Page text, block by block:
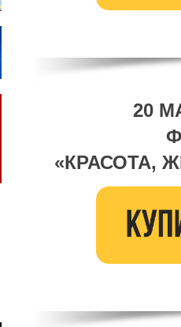
20
«КРАСОТА,